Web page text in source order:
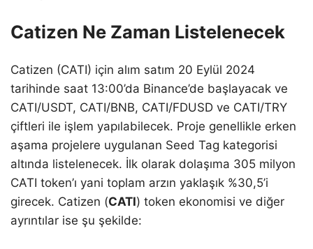
Catizen Ne Zaman Listelenecek
Catizen (CATI) için alım satım 20 Eylül 2024
tarihinde saat 13:00’da Binance’de başlayacak ve
CATI/USDT, CATI/BNB, CATI/FDUSD ve CATI/TRY
çiftleri ile işlem yapılabilecek. Proje genellikle erken
aşama projelere uygulanan Seed Tag kategorisi
altında listelenecek. İlk olarak dolaşıma 305 milyon
CATI token’ı yani toplam arzın yaklaşık %30,5’i
girecek. Catizen (CATI) token ekonomisi ve diğer
ayrıntılar ise şu şekilde: